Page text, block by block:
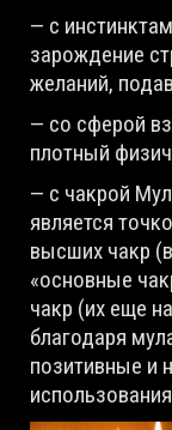
— с
зарождение
желаний,
— со сферой
плотный
— с чакрой
является
высших чакр
«основные
чакр (их еще
благодаря
позитивные и